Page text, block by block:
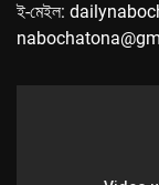
ই-মেইল: